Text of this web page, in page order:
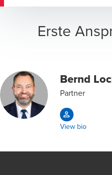
Erste
Bernd
Partner
View bio